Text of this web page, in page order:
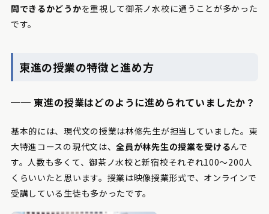
問できるかどうかを重視して御茶ノ水校に通うことが多かった
です。
東進の授業の特徴と進め方
── 東進の授業はどのように進められていましたか？
基本的には、現代文の授業は林修先生が担当していました。東
大特進コースの現代文は、全員が林先生の授業を受けるんで
す。人数も多くて、御茶ノ水校と新宿校それぞれ100～200人
くらいいたと思います。授業は映像授業形式で、オンラインで
受講している生徒も多かったです。